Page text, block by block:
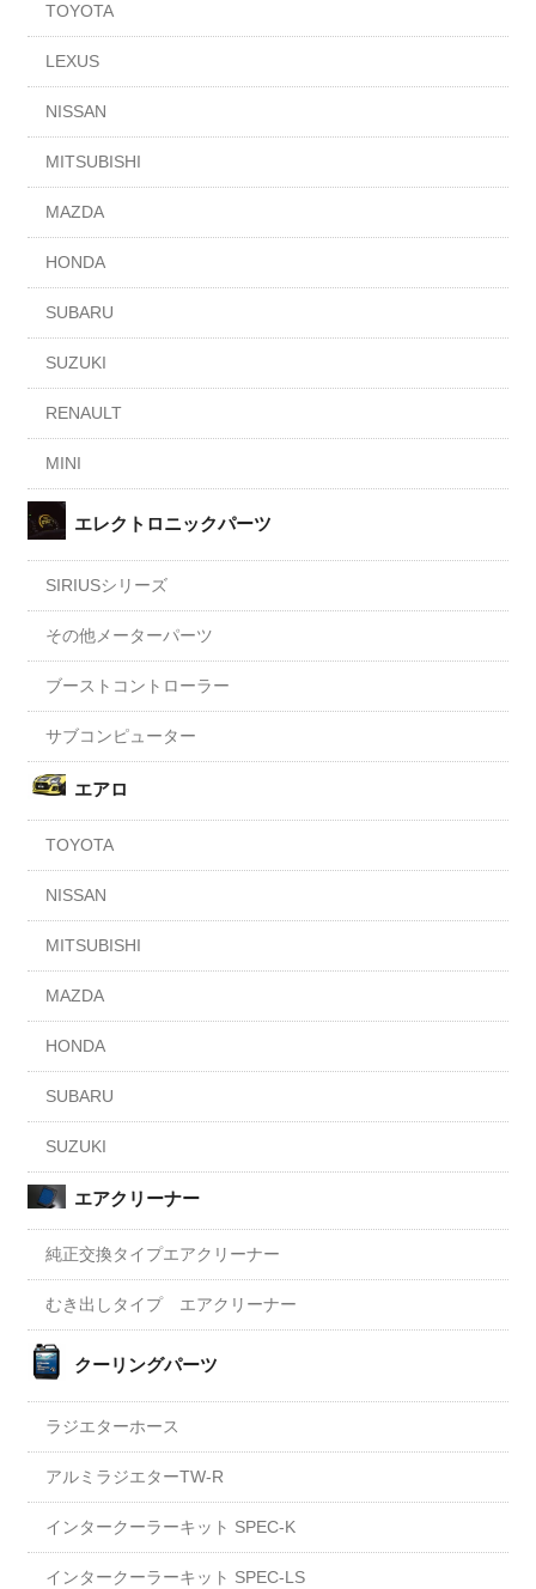
TOYOTA
LEXUS
NISSAN
MITSUBISHI
MAZDA
HONDA
SUBARU
SUZUKI
RENAULT
MINI
エレクトロニックパーツ
SIRIUSシリーズ
その他メーターパーツ
ブーストコントローラー
サブコンピューター
エアロ
TOYOTA
NISSAN
MITSUBISHI
MAZDA
HONDA
SUBARU
SUZUKI
エアクリーナー
純正交換タイプエアクリーナー
むき出しタイプ エアクリーナー
クーリングパーツ
ラジエターホース
アルミラジエターTW-R
インタークーラーキット SPEC-K
インタークーラーキット SPEC-LS